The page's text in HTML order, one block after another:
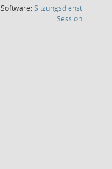
Software:Sitzungsdienst
Session(Wird in